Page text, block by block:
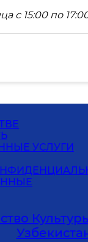
с 15:00 по
УСЛУГИ